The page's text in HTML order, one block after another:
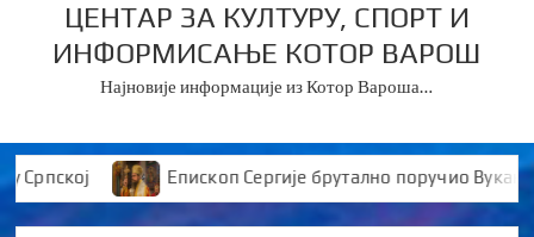
ЦЕНТАР ЗА КУЛТУРУ, СПОРТ И
ИНФОРМИСАЊЕ КОТОР ВАРОШ
Најновије информације из Котор Вароша…
Епископ Сергије брутално поручио